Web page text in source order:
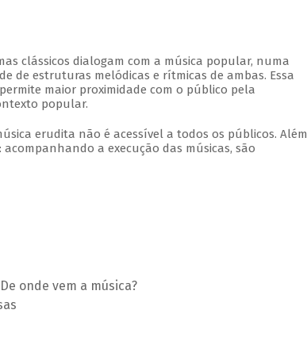
clássicos dialogam com a música popular, numa
de estruturas melódicas e rítmicas de ambas. Essa
maior proximidade com o público pela
popular.
erudita não é acessível a todos os públicos. Além
a execução das músicas, são
onde vem a música?